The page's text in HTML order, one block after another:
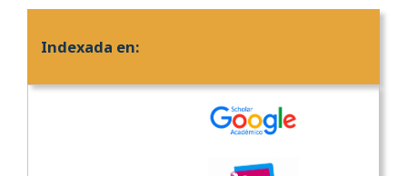
Indexada en: